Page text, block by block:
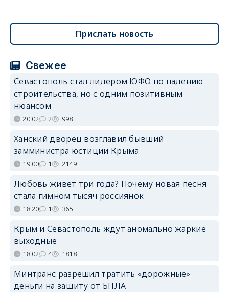
Прислать новость
Свежее
Севастополь стал лидером ЮФО по падению
строительства, но с одним позитивным
нюансом
20:02 2 998
Ханский дворец возглавил бывший
замминистра юстиции Крыма
19:00 1 2149
Любовь живёт три года? Почему новая песня
стала гимном тысяч россиянок
18:20 1 365
Крым и Севастополь ждут аномально жаркие
выходные
18:02 4 1818
Минтранс разрешил тратить «дорожные»
деньги на защиту от БПЛА